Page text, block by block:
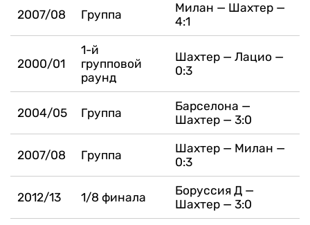
2007/08 Группа
Милан — Шахтер —
4:1
2000/01
1-й
групповой
раунд
Шахтер — Лацио —
0:3
2004/05 Группа
Барселона —
Шахтер — 3:0
2007/08 Группа
Шахтер — Милан —
0:3
2012/13 1/8 финала
Боруссия Д —
Шахтер — 3:0